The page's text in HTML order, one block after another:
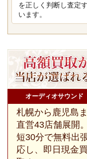
を正しく判断し査定
います。
オーディオサウンド
札幌から鹿児島
直営43店舗展開
短30分で無料出
応し、即日現金買